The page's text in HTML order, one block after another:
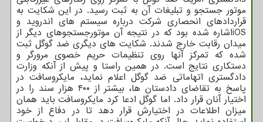
موتور جستجو و تبلیغات آن به ثبت رسید. در این شکایت به
قراردادهای انحصاری شرکت درباره سیستم های اندروید و
iOSاشاره شده بود که در نتیجه آن موتورجستجوهای دیگر از
میدان رقابت خارج شدند. شکایت های دیگری ضد گوگل ثبت
شده که تمرکز آنها روی تنظیمات حریم خصوی مرورگر و
دستکاری نتایج است. در همین راستا و پیش از آنکه وزارت
دادگستری اتهاماتی ضد گوگل اعلام نماید، مایکروسافت در
پاسخ به تقاضای دادستان ها، بیشتر از ۴۰۰ هزار سند را در
اختیار آنان قرار داد. اما گوگل ادعا کرد مایکروسافت باید همان
میزان اطلاعات در اختیارش قرار دهد تا در دفاع از خود